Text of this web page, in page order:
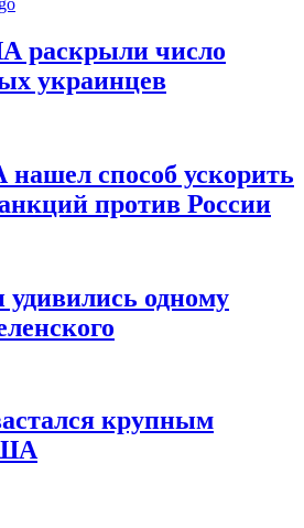
раскрыли число
украинцев
способ ускорить
против России
одному
крупным